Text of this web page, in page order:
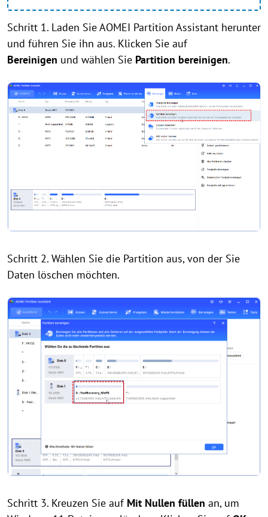
Schritt 1. Laden Sie AOMEI Partition Assistant herunter
und führen Sie ihn aus. Klicken Sie auf
Bereinigen und wählen Sie Partition bereinigen.
Schritt 2. Wählen Sie die Partition aus, von der Sie
Daten löschen möchten.
Schritt 3. Kreuzen Sie auf Mit Nullen füllen an, um